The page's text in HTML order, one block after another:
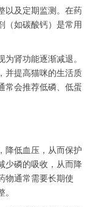
以及定期监测。在药
（如碳酸钙）是常用
肾功能逐渐减退。
并提高猫咪的生活质
常会推荐低磷、低蛋
降低血压，从而保护
少磷的吸收，从而降
物通常需要长期使